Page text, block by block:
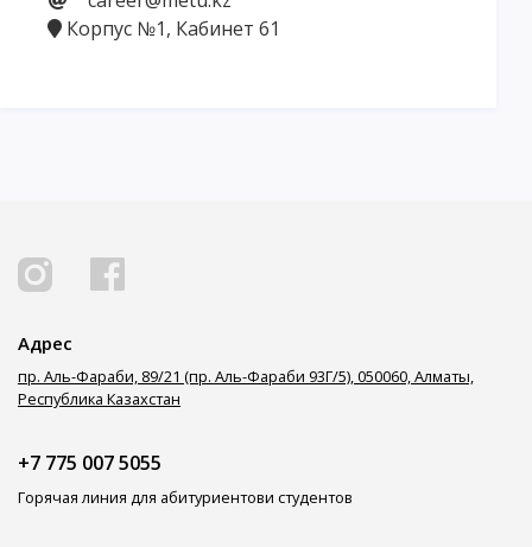
Корпус №1, Кабинет 61
Адрес
пр. Аль-Фараби, 89/21 (пр. Аль-Фараби 93Г/5), 050060, Алматы,
Республика Казахстан
+7 775 007 5055
Горячая линия для абитуриентови студентов